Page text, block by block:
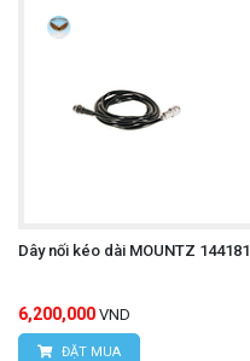
Dây nối kéo dài MOUNTZ 144181
6,200,000 VND
ĐẶT MUA